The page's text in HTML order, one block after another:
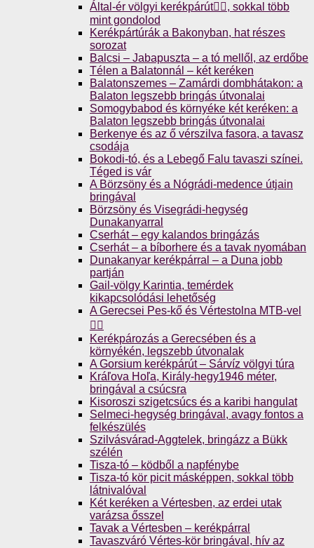
Által-ér völgyi kerékpárút🚴‍♀️, sokkal több
mint gondolod
Kerékpártúrák a Bakonyban, hat részes
sorozat
Balcsi – Jabapuszta – a tó mellől, az erdőbe
Télen a Balatonnál – két keréken
Balatonszemes – Zamárdi dombhátakon: a
Balaton legszebb bringás útvonalai
Somogybabod és környéke két keréken: a
Balaton legszebb bringás útvonalai
Berkenye és az ő vérszilva fasora, a tavasz
csodája
Bokodi-tó, és a Lebegő Falu tavaszi színei.
Téged is vár
A Börzsöny és a Nógrádi-medence útjain
bringával
Börzsöny és Visegrádi-hegység
Dunakanyarral
Cserhát – egy kalandos bringázás
Cserhát – a bíborhere és a tavak nyomában
Dunakanyar kerékpárral – a Duna jobb
partján
Gail-völgy Karintia, temérdek
kikapcsolódási lehetőség
A Gerecsei Pes-kő és Vértestolna MTB-vel
🚴‍♀️
Kerékpározás a Gerecsében és a
környékén, legszebb útvonalak
A Gorsium kerékpárút – Sárvíz völgyi túra
Kráľova Hoľa, Király-hegy1946 méter,
bringával a csúcsra
Kisoroszi szigetcsúcs és a karibi hangulat
Selmeci-hegység bringával, avagy fontos a
felkészülés
Szilvásvárad-Aggtelek, bringázz a Bükk
szélén
Tisza-tó – ködből a napfénybe
Tisza-tó kör picit másképpen, sokkal több
látnivalóval
Két keréken a Vértesben, az erdei utak
varázsa ősszel
Tavak a Vértesben – kerékpárral
Tavaszváró Vértes-kör bringával, hív az